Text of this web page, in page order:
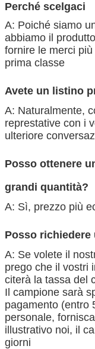
Perché scelgaci
A: Poiché siamo
abbiamo il
fornire le merci
prima classe
Avete un listino
A: Naturalmente,
represtative con i
ulteriore
Posso ottenere
grandi quantità?
A: Sì, prezzo più
Posso richiedere
A: Se volete il
prego che il vostri
citerà la tassa del
Il campione sarà
pagamento (entro
personale,
illustrativo noi, il
giorni